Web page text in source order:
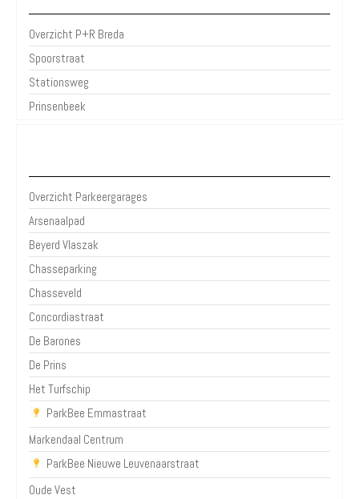
Overzicht P+R Breda
Spoorstraat
Stationsweg
Prinsenbeek
Overzicht Parkeergarages
Arsenaalpad
Beyerd Vlaszak
Chasseparking
Chasseveld
Concordiastraat
De Barones
De Prins
Het Turfschip
ParkBee Emmastraat
Markendaal Centrum
ParkBee Nieuwe Leuvenaarstraat
Oude Vest